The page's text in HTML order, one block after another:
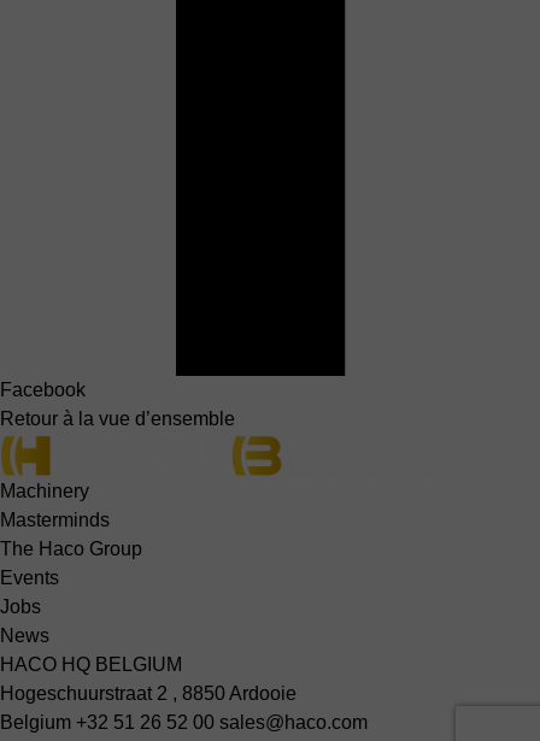
Facebook
Retour à la vue d’ensemble
Machinery
Masterminds
The Haco Group
Events
Jobs
News
HACO HQ BELGIUM
Hogeschuurstraat 2 , 8850 Ardooie
Belgium +32 51 26 52 00 sales@haco.com